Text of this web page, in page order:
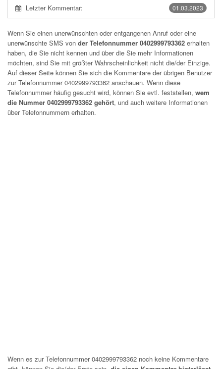
01.03.2023
Letzter Kommentar:
Wenn Sie einen unerwünschten oder entgangenen Anruf oder eine
unerwünschte SMS von der Telefonnummer 0402999793362 erhalten
haben, die Sie nicht kennen und über die Sie mehr Informationen
möchten, sind Sie mit größter Wahrscheinlichkeit nicht die/der Einzige.
Auf dieser Seite können Sie sich die Kommentare der übrigen Benutzer
zur Telefonnummer0402999793362 anschauen. Wenn diese
Telefonnummer häufig gesucht wird, können Sie evtl. feststellen, wem
die Nummer 0402999793362 gehört, und auch weitere Informationen
über Telefonnummern erhalten.
Wenn es zur Telefonnummer 0402999793362 noch keine Kommentare